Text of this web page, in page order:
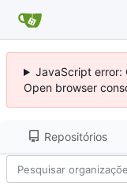
JavaScript error:
Open browser
Repositórios